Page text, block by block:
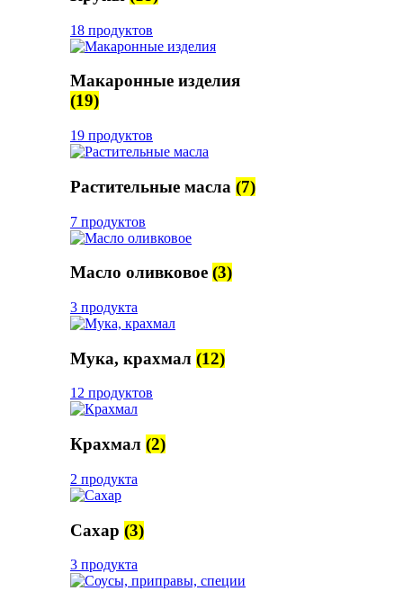
18 продуктов
Макаронные изделия
(19)
19 продуктов
Растительные масла (7)
7 продуктов
Масло оливковое (3)
3 продукта
Мука, крахмал (12)
12 продуктов
Крахмал (2)
2 продукта
Сахар (3)
3 продукта